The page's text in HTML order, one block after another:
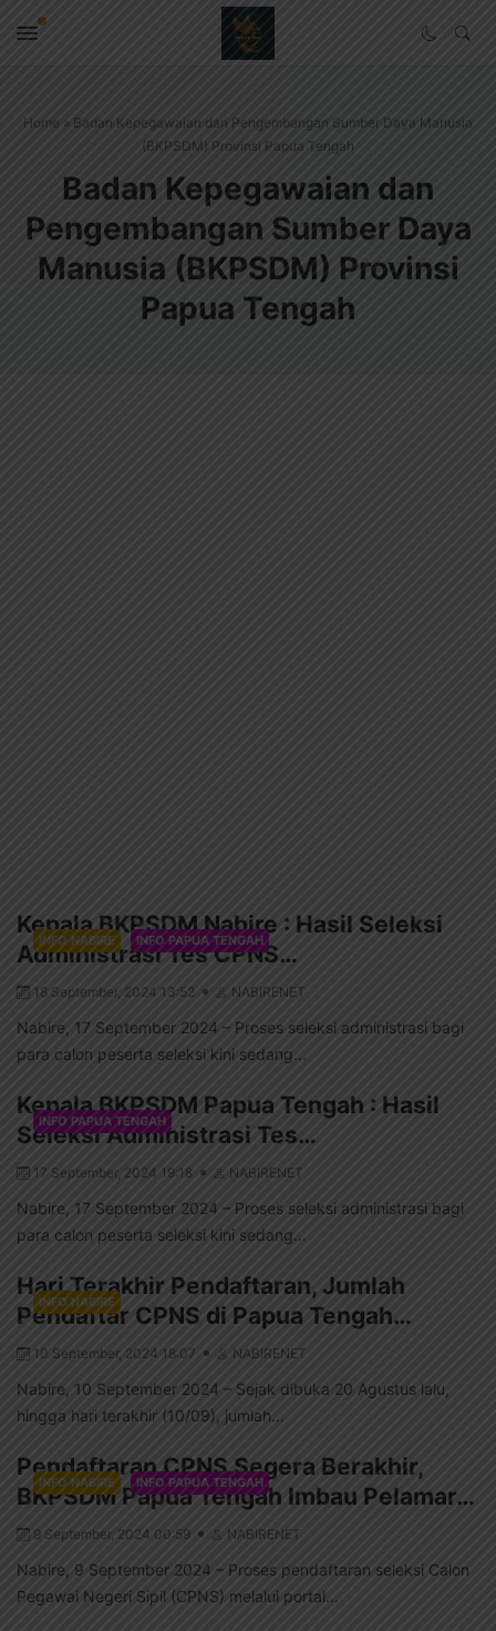
Home » Badan Kepegawaian dan Pengembangan Sumber Daya Manusia
(BKPSDM) Provinsi Papua Tengah
Badan Kepegawaian dan
Pengembangan Sumber Daya
Manusia (BKPSDM) Provinsi
Papua Tengah
INFO NABIRE INFO PAPUA TENGAH
Kepala BKPSDM Nabire : Hasil Seleksi
Administrasi Tes CPNS…
18 September, 2024 13:52 NABIRENET
Nabire, 17 September 2024 – Proses seleksi administrasi bagi
para calon peserta seleksi kini sedang...
INFO PAPUA TENGAH
Kepala BKPSDM Papua Tengah : Hasil
Seleksi Administrasi Tes…
17 September, 2024 19:18 NABIRENET
Nabire, 17 September 2024 – Proses seleksi administrasi bagi
para calon peserta seleksi kini sedang...
INFO NABIRE
Hari Terakhir Pendaftaran, Jumlah
Pendaftar CPNS di Papua Tengah…
10 September, 2024 18:07 NABIRENET
Nabire, 10 September 2024 – Sejak dibuka 20 Agustus lalu,
hingga hari terakhir (10/09), jumlah...
INFO NABIRE INFO PAPUA TENGAH
Pendaftaran CPNS Segera Berakhir,
BKPSDM Papua Tengah Imbau Pelamar…
9 September, 2024 00:59 NABIRENET
Nabire, 9 September 2024 – Proses pendaftaran seleksi Calon
Pegawai Negeri Sipil (CPNS) melalui portal...